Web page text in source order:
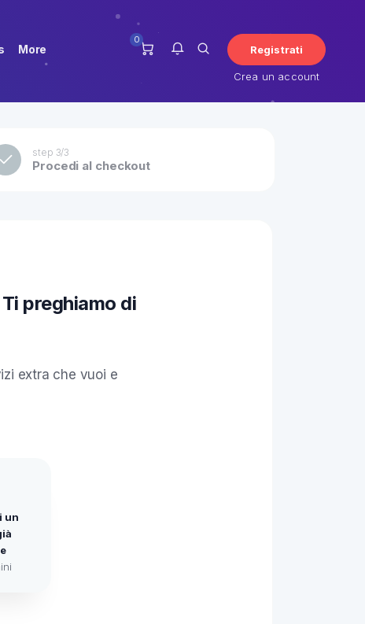
More
0
Non ci sono notifiche al
momento.
Registrati
Crea un account
step 3/3
Procedi al checkout
preghiamo di
extra che vuoi e
un